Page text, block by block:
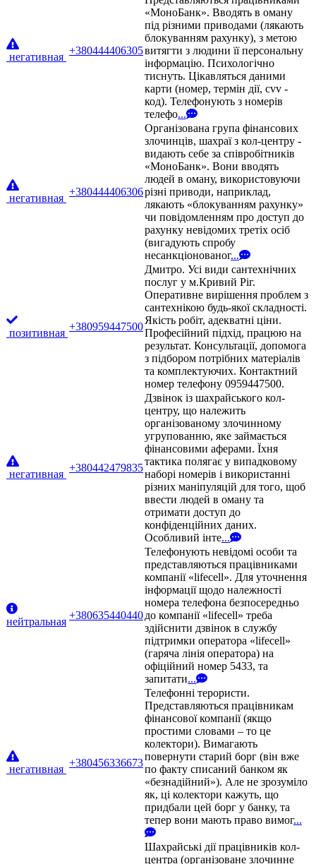
негативная
+380444406305
«МоноБанк». Вводять в оману
під різними приводами (лякають
блокуванням рахунку), з метою
витягти з людини її персональну
інформацію. Психологічно
тиснуть. Цікавляться даними
карти (номер, термін дії, cvv -
код). Телефонують з номерів
телефо...
негативная
+380444406306
Організована група фінансових
злочинців, шахраї з кол-центру -
видають себе за співробітників
«МоноБанк». Вони вводять
людей в оману, використовуючи
різні приводи, наприклад,
лякають «блокуванням рахунку»
чи повідомленням про доступ до
рахунку невідомих третіх осіб
(вигадують спробу
несанкціонованог...
позитивная
+380959447500
Дмитро. Усі види сантехнічних
послуг у м.Кривий Ріг.
Оперативне вирішення проблем з
сантехнікою будь-якої складності.
Якість робіт, адекватні ціни.
Професійний підхід, працюю на
результат. Консультації, допомога
з підбором потрібних матеріалів
та комплектуючих. Контактний
номер телефону 0959447500.
негативная
+380442479835
Дзвінок із шахрайського кол-
центру, що належить
організованому злочинному
угрупованню, яке займається
фінансовими аферами. Їхня
тактика полягає у випадковому
наборі номерів і використанні
різних маніпуляцій для того, щоб
ввести людей в оману та
отримати доступ до
конфіденційних даних.
Особливий інте...
нейтральная
+380635440440
Телефонують невідомі особи та
представляються працівниками
компанії «lifecell». Для уточнення
інформації щодо належності
номера телефона безпосередньо
до компанії «lifecell» треба
здійснити дзвінок в службу
підтримки оператора «lifecell»
(гаряча лінія оператора) на
офіційний номер 5433, та
запитати...
негативная
+380456336673
Телефонні терористи.
Представляються працівникам
фінансової компанії (якщо
простими словами – то це
колектори). Вимагають
повернути старий борг (він вже
по факту списаний банком як
«безнадійний»). Але не зрозуміло
як, ці колектори кажуть, що
придбали цей борг у банку, та
тепер вони мають право вимог...
Шахрайські дії працівників кол-
центра (організоване злочинне